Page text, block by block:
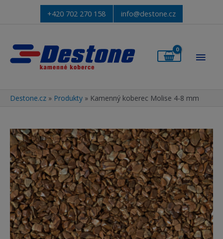
+420 702 270 158 info@destone.cz
Destone.cz » Produkty » Kamenný koberec Molise 4-8 mm